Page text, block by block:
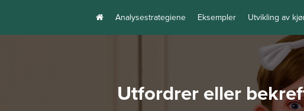
Analysestrategiene Eksempler Utvikling av
Utfordrer eller